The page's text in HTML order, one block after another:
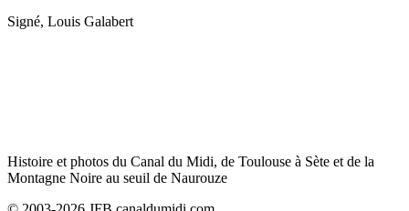
Signé, Louis Galabert
Histoire et photos du Canal du Midi, de Toulouse à Sète et de la
Montagne Noire au seuil de Naurouze